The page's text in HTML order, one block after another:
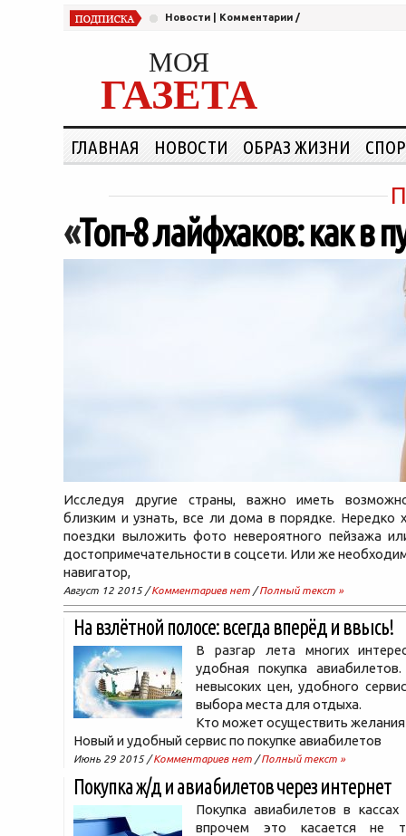
Новости Комментарии /
МОЯ
ГАЗЕТА
ГЛАВНАЯ НОВОСТИ ОБРАЗ ЖИЗНИ
«Топ-8 лайфхаков: как в
Исследуя другие страны, важно иметь
близким и узнать, все ли дома в порядке. Нередко
поездки выложить фото невероятного пейзажа
достопримечательности в соцсети. Или же
навигатор,
Август 12 2015 /Комментариев нет /Полный текст »
На взлётной полосе: всегда вперёд и ввысь!
В разгар лета многих
удобная покупка
невысоких цен, удобного
выбора места для отдыха.
Кто может осуществить
Новый и удобный сервис по покупке авиабилетов
Июнь 29 2015 /Комментариев нет /Полный текст »
Покупка ж/д и авиабилетов через интернет
Покупка авиабилетов в
впрочем это касается не